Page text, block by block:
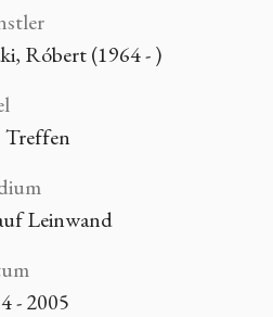
Róbert (1964 - )
Treffen
Leinwand
- 2005